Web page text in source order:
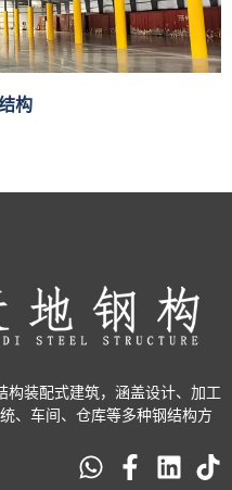
构
装配式建筑，涵盖设计、加工
、车间、仓库等多种钢结构方